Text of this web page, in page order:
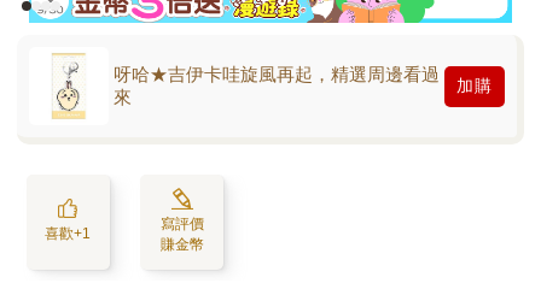
呀哈★吉伊卡哇旋風再起，精選周邊看過
來
加購
喜歡+1
寫評價
賺金幣